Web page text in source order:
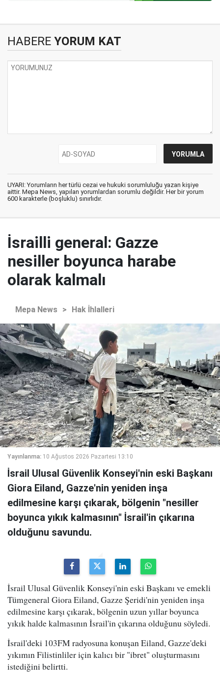
HABERE YORUM KAT
UYARI: Yorumların her türlü cezai ve hukuki sorumluluğu yazan kişiye
aittir. Mepa News, yapılan yorumlardan sorumlu değildir. Her bir yorum
600 karakterle (boşluklu) sınırlıdır.
İsrailli general: Gazze
nesiller boyunca harabe
olarak kalmalı
Mepa News > Hak İhlalleri
Yayınlanma: 10 Ağustos 2026 Pazartesi 13:10
İsrail Ulusal Güvenlik Konseyi'nin eski Başkanı
Giora Eiland, Gazze'nin yeniden inşa
edilmesine karşı çıkarak, bölgenin "nesiller
boyunca yıkık kalmasının" İsrail'in çıkarına
olduğunu savundu.
İsrail Ulusal Güvenlik Konseyi'nin eski Başkanı ve emekli
Tümgeneral Giora Eiland, Gazze Şeridi'nin yeniden inşa
edilmesine karşı çıkarak, bölgenin uzun yıllar boyunca
yıkık halde kalmasının İsrail'in çıkarına olduğunu söyledi.
İsrail'deki 103FM radyosuna konuşan Eiland, Gazze'deki
yıkımın Filistinliler için kalıcı bir "ibret" oluşturmasını
istediğini belirtti.